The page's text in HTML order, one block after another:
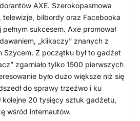
AXE. Szerokopasmowa
telewizje, bilbordy oraz Facebooka
sukcesem. Axe promował
„klikaczy” znanych z
Szycem. Z początku był to gadżet
zgarniało tylko 1500 pierwszych
było dużo większe niż się
do sprawy trzeźwo i ku
kolejne 20 tysięcy sztuk gadżetu,
wśród internautów.